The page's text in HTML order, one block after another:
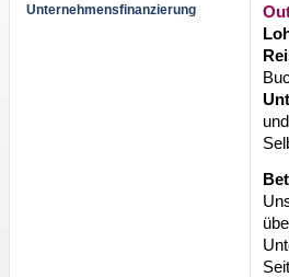
Unternehmensfinanzierung
und